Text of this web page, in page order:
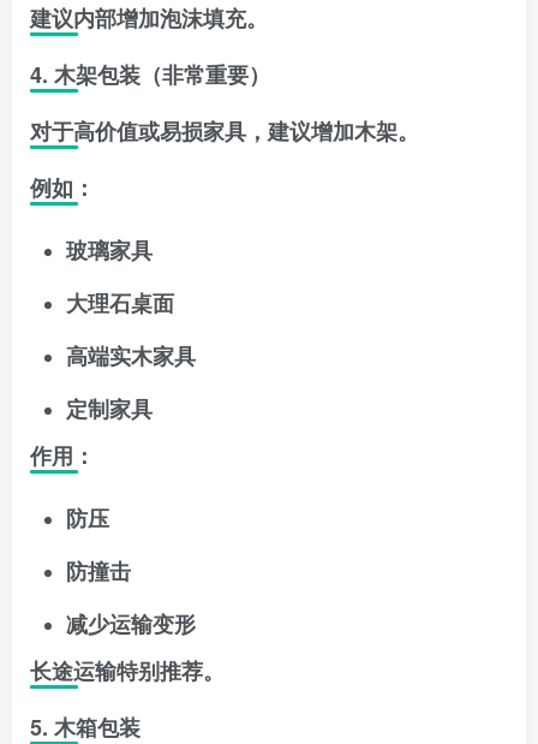
建议内部增加泡沫填充。
4. 木架包装（非常重要）
对于高价值或易损家具，建议增加木架。
例如：
玻璃家具
大理石桌面
高端实木家具
定制家具
作用：
防压
防撞击
减少运输变形
长途运输特别推荐。
5. 木箱包装